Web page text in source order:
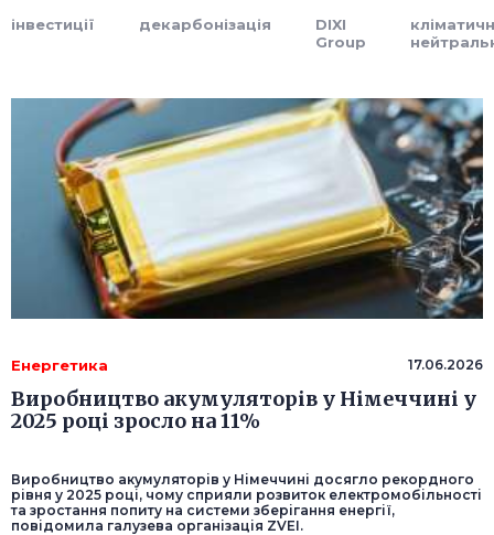
інвестиції декарбонізація
DIXI
Group
Енергетика 17.06.2026
Виробництво акумуляторів у Німеччині у
2025 році зросло на 11%
Виробництво акумуляторів у Німеччині досягло рекордного
рівня у 2025 році, чому сприяли розвиток електромобільності
та зростання попиту на системи зберігання енергії,
повідомила галузева організація ZVEI.